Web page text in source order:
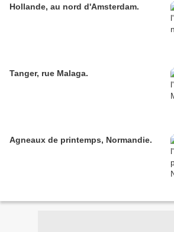
Hollande, au nord d'Amsterdam.
Tanger, rue Malaga.
Agneaux de printemps, Normandie.